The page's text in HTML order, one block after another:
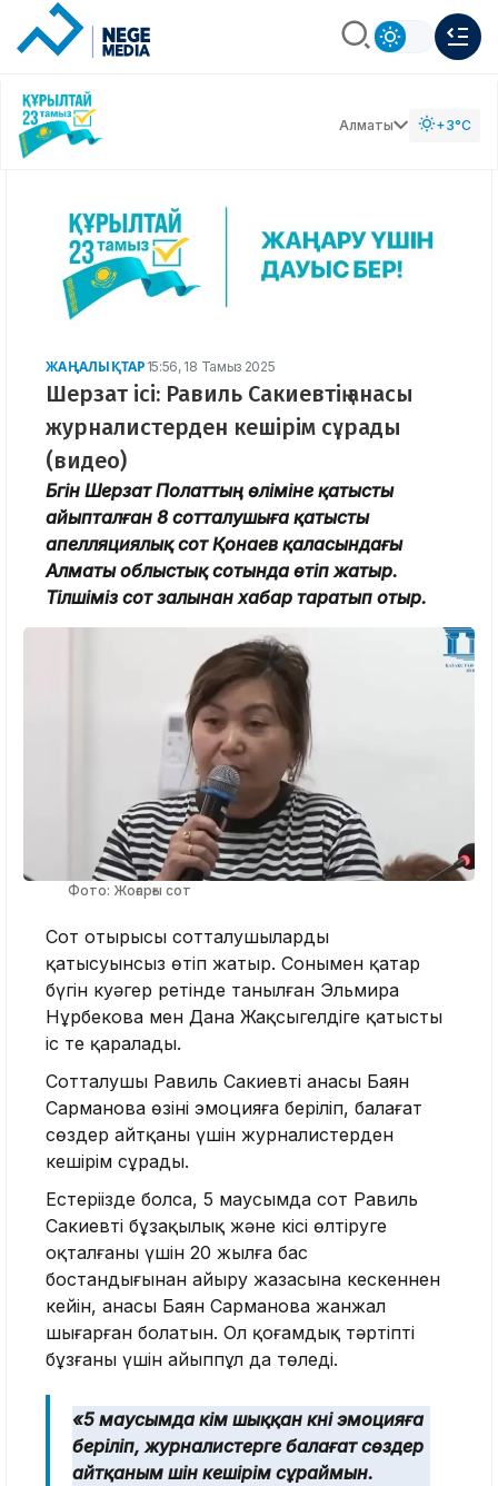
Алматы +3°C
ЖАҢАЛЫҚТАР 15:56, 18 Тамыз 2025
Шерзат ісі: Равиль Сакиевтің анасы
журналистерден кешірім сұрады
(видео)
Бүгін Шерзат Полаттың өліміне қатысты
айыпталған 8 сотталушыға қатысты
апелляциялық сот Қонаев қаласындағы
Алматы облыстық сотында өтіп жатыр.
Тілшіміз сот залынан хабар таратып отыр.
Фото: Жоғарғы сот
Сот отырысы сотталушылардың
қатысуынсыз өтіп жатыр. Сонымен қатар
бүгін куәгер ретінде танылған Эльмира
Нұрбекова мен Дана Жақсыгелдіге қатысты
іс те қаралады.
Сотталушы Равиль Сакиевтің анасы Баян
Сарманова өзінің эмоцияға беріліп, балағат
сөздер айтқаны үшін журналистерден
кешірім сұрады.
Естеріңізде болса, 5 маусымда сот Равиль
Сакиевті бұзақылық және кісі өлтіруге
оқталғаны үшін 20 жылға бас
бостандығынан айыру жазасына кескеннен
кейін, анасы Баян Сарманова жанжал
шығарған болатын. Ол қоғамдық тәртіпті
бұзғаны үшін айыппұл да төледі.
«5 маусымда үкім шыққан күні эмоцияға
беріліп, журналистерге балағат сөздер
айтқаным үшін кешірім сұраймын.